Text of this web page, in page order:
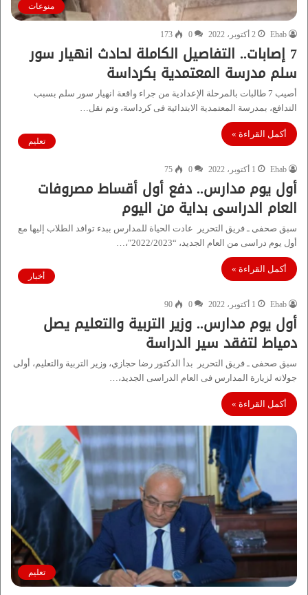
منوعات
Ehab 2 أكتوبر، 2022 0
173
7 إصابات.. التفاصيل الكاملة لحادث انهيار سور
سلم مدرسة المعتمدية بكرداسة
أصيب 7 طالبات بالمرحلة الإعدادية من جراء واقعة انهيار سور سلم بسبب
التدافع، بمدرسة المعتمدية الابتدائية فى كرداسة، وتم نقل…
أكمل القراءة »
تعليم
Ehab 1 أكتوبر، 2022 0
75
أول يوم مدارس.. دفع أول أقساط مصروفات
العام الدراسى بداية من اليوم
سبق صحفى ـ فريق التحرير عادت الحياة للمدارس ببدء توافد الطلاب إليها مع
أول يوم دراسى من العام الجديد، “2022/2023″،…
أكمل القراءة »
أخبار
Ehab 1 أكتوبر، 2022 0
90
أول يوم مدارس.. وزير التربية والتعليم يصل
دمياط لتفقد سير الدراسة
سبق صحفى ـ فريق التحرير بدأ الدكتور رضا حجازي، وزير التربية والتعليم، أولى
جولاته لزيارة المدارس فى العام الدراسى الجديد،…
أكمل القراءة »
تعليم